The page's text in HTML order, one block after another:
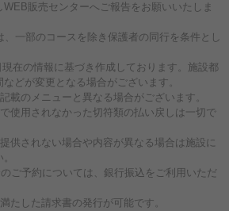
販売センターへご報告をお願いいたしま
、一部のコースを除き保護者の同行を条件とし
在の情報に基づき作成しております。施設都
どが変更となる場合がございます。
載のメニューと異なる場合がございます。
使用されなかった切符類の払い戻しは一切で
供されない場合や内容が異なる場合は施設に
ご予約については、銀行振込をご利用いただ
たした請求書の発行が可能です。